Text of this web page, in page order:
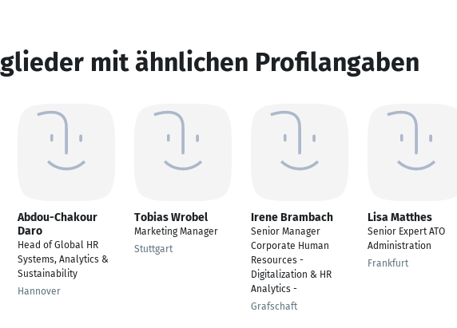
mit ähnlichen Profilangaben
Abdou-Chakour
Daro
Head of Global HR
Systems, Analytics &
Sustainability
Hannover
Tobias Wrobel
Marketing Manager
Stuttgart
Irene Brambach
Senior Manager
Corporate Human
Resources -
Digitalization & HR
Analytics -
Grafschaft
Lisa Matthes
Senior Expert ATO
Administration
Frankfurt